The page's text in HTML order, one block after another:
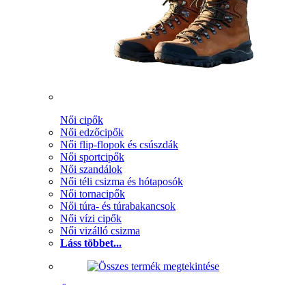
Női cipők
Női edzőcipők
Női flip-flopok és csúszdák
Női sportcipők
Női szandálok
Női téli csizma és hótaposók
Női tornacipők
Női túra- és túrabakancsok
Női vízi cipők
Női vizálló csizma
Láss többet...